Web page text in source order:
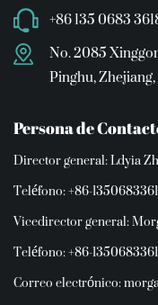
+86 135 0683
No. 2085
Pinghu,
Persona de
Director general: Ldyia
Teléfono: +86-
Vicedirector general:
Teléfono: +86-
Correo electrónico: